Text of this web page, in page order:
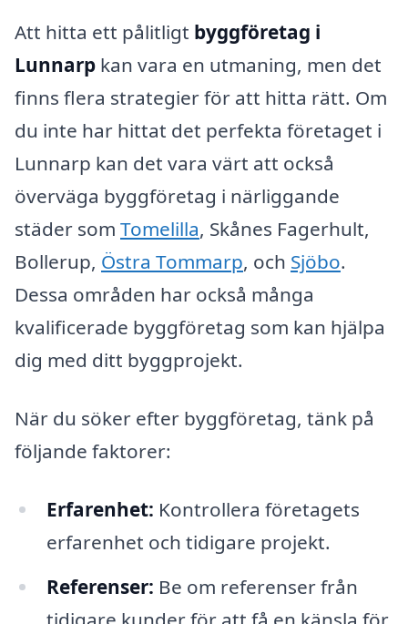
Att hitta ett pålitligt byggföretag i
Lunnarp kan vara en utmaning, men det
finns flera strategier för att hitta rätt. Om
du inte har hittat det perfekta företaget i
Lunnarp kan det vara värt att också
överväga byggföretag i närliggande
städer som Tomelilla, Skånes Fagerhult,
Bollerup, Östra Tommarp, och Sjöbo.
Dessa områden har också många
kvalificerade byggföretag som kan hjälpa
dig med ditt byggprojekt.
När du söker efter byggföretag, tänk på
följande faktorer:
Erfarenhet: Kontrollera företagets
erfarenhet och tidigare projekt.
Referenser: Be om referenser från